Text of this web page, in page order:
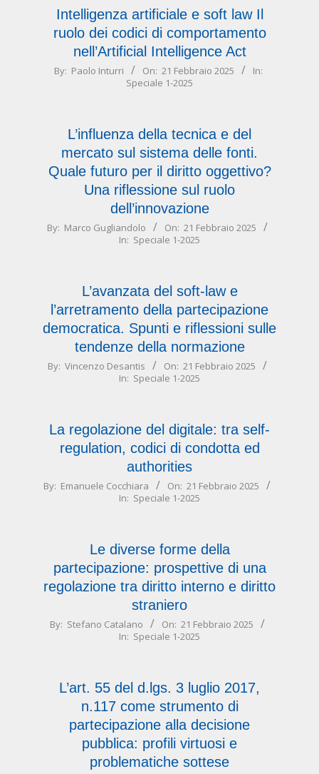
Intelligenza artificiale e soft law Il
ruolo dei codici di comportamento
nell’Artificial Intelligence Act
2025-
By: Paolo Inturri On: 21 Febbraio 2025
In:
Speciale 1-2025
L’influenza della tecnica e del
mercato sul sistema delle fonti.
Quale futuro per il diritto oggettivo?
Una riflessione sul ruolo
dell’innovazione
2025-
By: Marco Gugliandolo On: 21 Febbraio 2025
In: Speciale 1-2025
L’avanzata del soft-law e
l’arretramento della partecipazione
democratica. Spunti e riflessioni sulle
tendenze della normazione
2025-
By: Vincenzo Desantis On: 21 Febbraio 2025
In: Speciale 1-2025
La regolazione del digitale: tra self-
regulation, codici di condotta ed
authorities
2025-
By: Emanuele Cocchiara On: 21 Febbraio 2025
In: Speciale 1-2025
Le diverse forme della
partecipazione: prospettive di una
regolazione tra diritto interno e diritto
straniero
2025-
By: Stefano Catalano On: 21 Febbraio 2025
In: Speciale 1-2025
L’art. 55 del d.lgs. 3 luglio 2017,
n.117 come strumento di
partecipazione alla decisione
pubblica: profili virtuosi e
problematiche sottese